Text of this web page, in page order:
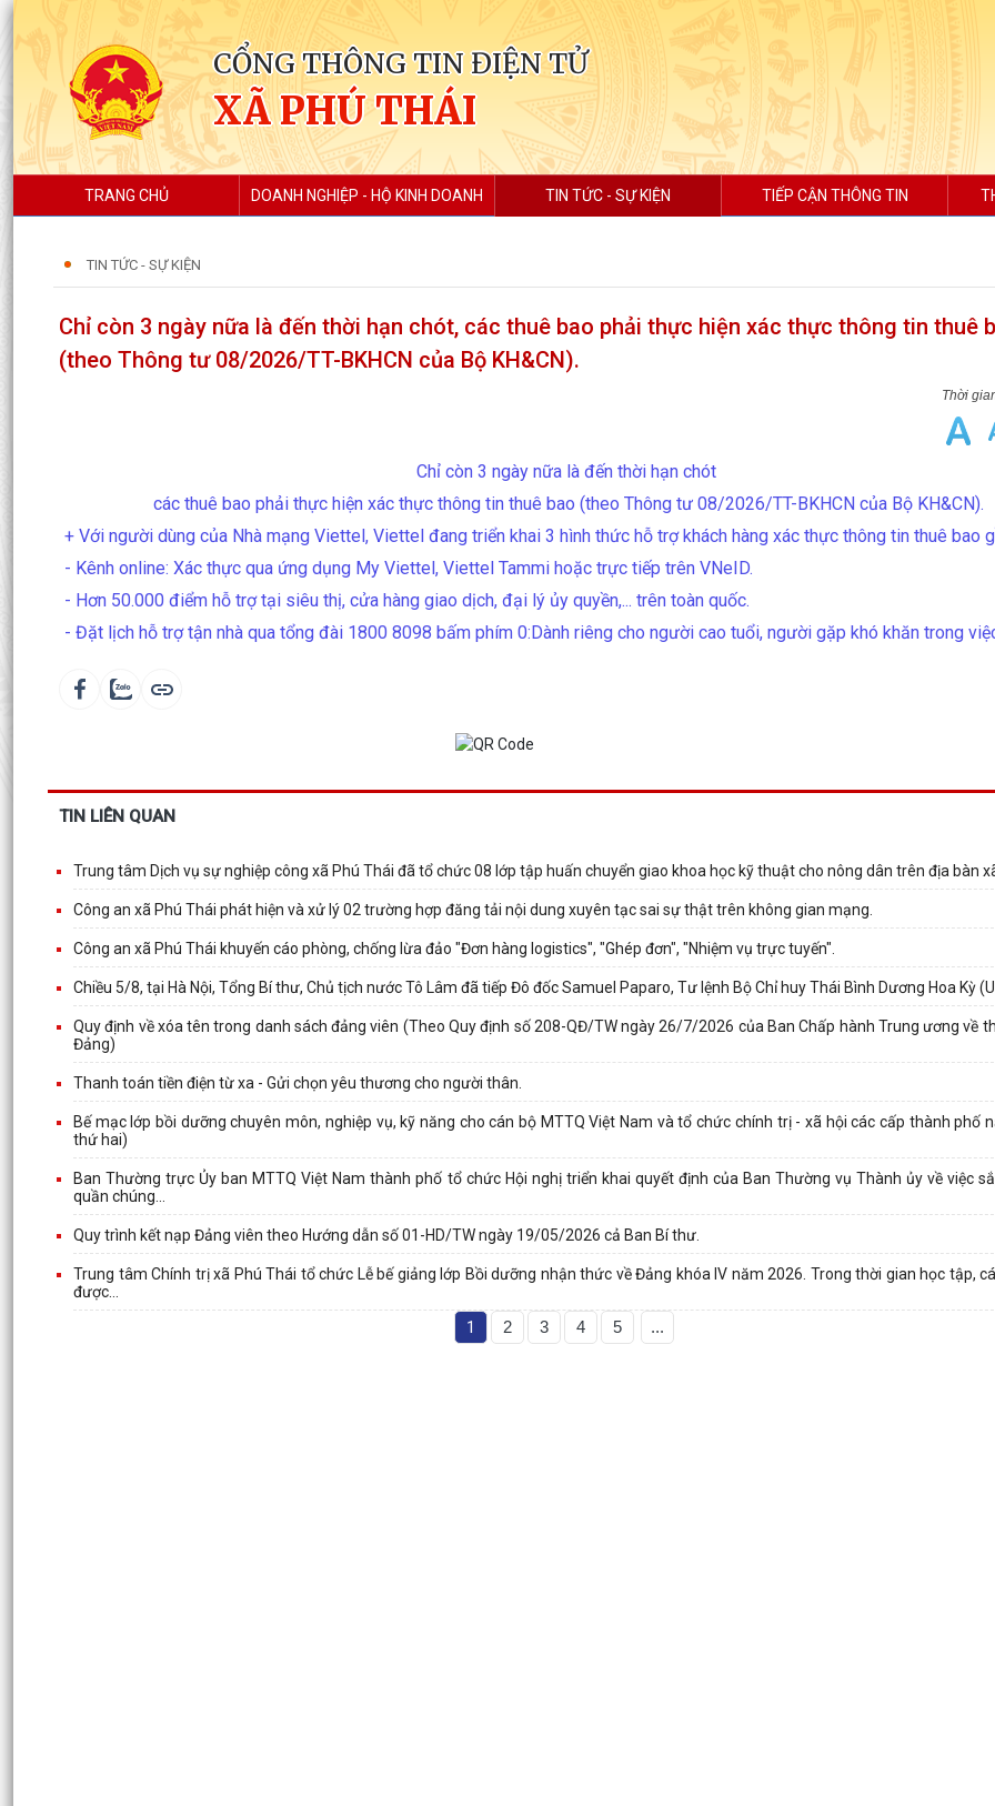
CỔNG THÔNG TIN ĐIỆN TỬ
XÃ PHÚ THÁI
TRANG CHỦ DOANH NGHIỆP - HỘ KINH DOANH TIN TỨC - SỰ KIỆN TIẾP CẬN THÔNG TIN
TIN TỨC - SỰ KIỆN
Chỉ còn 3 ngày nữa là đến thời hạn chót, các thuê bao phải thực hiện xác thực thông tin thuê
(theo Thông tư 08/2026/TT-BKHCN của Bộ KH&CN).
Chỉ còn 3 ngày nữa là đến thời hạn chót
các thuê bao phải thực hiện xác thực thông tin thuê bao (theo Thông tư 08/2026/TT-BKHCN của Bộ KH&CN).
+ Với người dùng của Nhà mạng Viettel, Viettel đang triển khai 3 hình thức hỗ trợ khách hàng xác thực thông tin thuê bao
- Kênh online: Xác thực qua ứng dụng My Viettel, Viettel Tammi hoặc trực tiếp trên VNeID.
- Hơn 50.000 điểm hỗ trợ tại siêu thị, cửa hàng giao dịch, đại lý ủy quyền,... trên toàn quốc.
- Đặt lịch hỗ trợ tận nhà qua tổng đài 1800 8098 bấm phím 0:Dành riêng cho người cao tuổi, người gặp khó khăn trong
TIN LIÊN QUAN
Trung tâm Dịch vụ sự nghiệp công xã Phú Thái đã tổ chức 08 lớp tập huấn chuyển giao khoa học kỹ thuật cho nông dân trên địa bàn
Công an xã Phú Thái phát hiện và xử lý 02 trường hợp đăng tải nội dung xuyên tạc sai sự thật trên không gian mạng.
Công an xã Phú Thái khuyến cáo phòng, chống lừa đảo "Đơn hàng logistics", "Ghép đơn", "Nhiệm vụ trực tuyến".
Chiều 5/8, tại Hà Nội, Tổng Bí thư, Chủ tịch nước Tô Lâm đã tiếp Đô đốc Samuel Paparo, Tư lệnh Bộ Chỉ huy Thái Bình Dương Hoa Kỳ
Quy định về xóa tên trong danh sách đảng viên (Theo Quy định số 208-QĐ/TW ngày 26/7/2026 của Ban Chấp hành Trung ương về
Đảng)
Thanh toán tiền điện từ xa - Gửi chọn yêu thương cho người thân.
Bế mạc lớp bồi dưỡng chuyên môn, nghiệp vụ, kỹ năng cho cán bộ MTTQ Việt Nam và tổ chức chính trị - xã hội các cấp thành phố
thứ hai)
Ban Thường trực Ủy ban MTTQ Việt Nam thành phố tổ chức Hội nghị triển khai quyết định của Ban Thường vụ Thành ủy về việc
quần chúng...
Quy trình kết nạp Đảng viên theo Hướng dẫn số 01-HD/TW ngày 19/05/2026 cả Ban Bí thư.
Trung tâm Chính trị xã Phú Thái tổ chức Lễ bế giảng lớp Bồi dưỡng nhận thức về Đảng khóa IV năm 2026. Trong thời gian học tập,
được...
1 2 3 4 5 ...